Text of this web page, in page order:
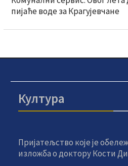
пијаће воде за Крагујевчане
Култура
Пријатељство које је
изложба о доктору Кости